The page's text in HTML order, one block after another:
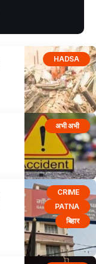
HADSA
अभी अभी
CRIME
PATNA
बिहार